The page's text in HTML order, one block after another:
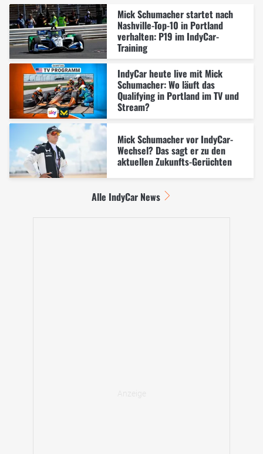
Mick Schumacher startet nach
Nashville-Top-10 in Portland
verhalten: P19 im IndyCar-
Training
IndyCar heute live mit Mick
Schumacher: Wo läuft das
Qualifying in Portland im TV und
Stream?
Mick Schumacher vor IndyCar-
Wechsel? Das sagt er zu den
aktuellen Zukunfts-Gerüchten
Alle IndyCar News